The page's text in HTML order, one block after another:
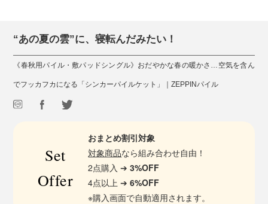
“あの夏の雲”に、寝転んだみたい！
《春秋用パイル・敷パッドシングル》おだやかな春の暖かさ…空気を含ん
でフッカフカになる「シンカーパイルケット」｜ZEPPINパイル
Set
Offer
おまとめ割引対象
対象商品なら組み合わせ自由！
2点購入 ➔3%OFF
4点以上 ➔6%OFF
※購入画面で自動適用されます。